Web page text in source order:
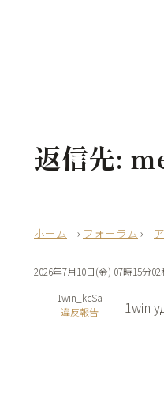
返信先:
› フォーラム ›
2026年7月10日(金) 07時15分02
1win_kcSa
違反報告
1win